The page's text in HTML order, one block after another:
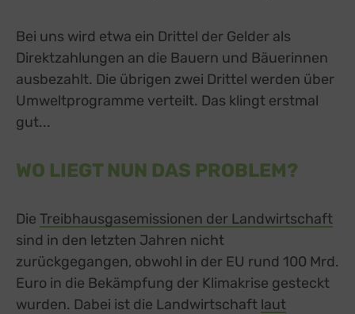
Bei uns wird etwa ein Drittel der Gelder als
Direktzahlungen an die Bauern und Bäuerinnen
ausbezahlt. Die übrigen zwei Drittel werden über
Umweltprogramme verteilt. Das klingt erstmal
gut...
WO LIEGT NUN DAS PROBLEM?
Die Treibhausgasemissionen der Landwirtschaft
sind in den letzten Jahren nicht
zurückgegangen, obwohl in der EU rund 100 Mrd.
Euro in die Bekämpfung der Klimakrise gesteckt
wurden. Dabei ist die Landwirtschaft laut